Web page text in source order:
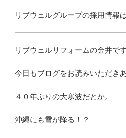
リブウェルグループの採用情報
リブウェルリフォームの金井です
今日もブログをお読みいただき
４０年ぶりの大寒波だとか。
沖縄にも雪が降る！？